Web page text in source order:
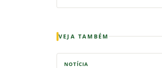
VEJA TAMBÉM
NOTÍCIA